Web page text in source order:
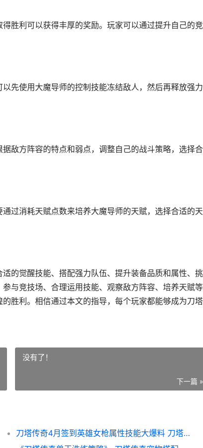
胜利可以获得丰厚的奖励。玩家可以通过提升自己的
先使用大魔导师的控制技能冻结敌人，然后再释放强
敌方阵容的特点和弱点，调整自己的战斗策略，选择
过消耗天赋点数来培养大魔导师的天赋，选择合适的
的觉醒技能、搭配强力队伍、提升装备品质和属性、
与竞技场、合理运用技能、观察敌方阵容、培养天赋
胜利。相信通过本文的指导，每个玩家都能够成为刀
没有了！
下一篇 »
刀塔传奇4月签到英雄女枪属性技能大爆料 刀塔传奇组合搭配大全